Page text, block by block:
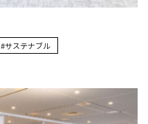
#サステナブル